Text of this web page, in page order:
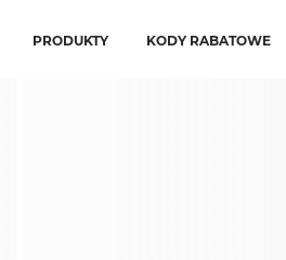
PRODUKTY KODY RABATOWE